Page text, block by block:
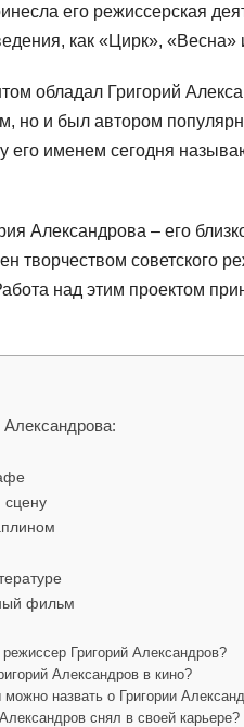
его режиссерская
как «Цирк», «Весна»
обладал Григорий
но и был автором
его именем сегодня
Александрова – его
творчеством советского
над этим проектом
Александрова:
фильм
Григорий Александров?
Александров в кино?
назвать о Григории
снял в своей карьере?